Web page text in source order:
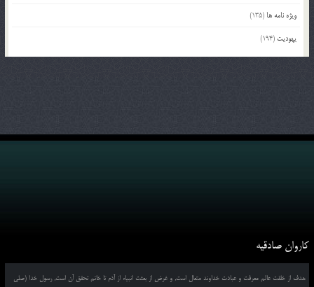
ویژه نامه ها (135)
یهودیت (194)
کاروان صادقیه
هدف از خلقت عالم معرفت و عبادت خداوند متعال است, و غرض از بعثت انبیاء از آدم تا خاتم تحقق آن است, رسول خدا (صلی